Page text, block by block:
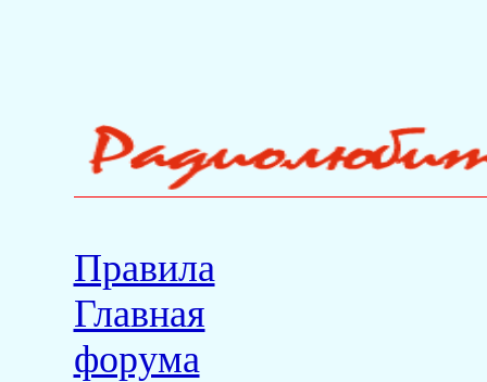
Правила
Главная
форума